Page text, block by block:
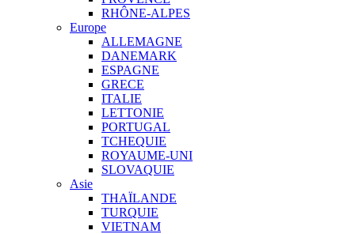
RHÔNE-ALPES
Europe
ALLEMAGNE
DANEMARK
ESPAGNE
GRECE
ITALIE
LETTONIE
PORTUGAL
TCHEQUIE
ROYAUME-UNI
SLOVAQUIE
Asie
THAÏLANDE
TURQUIE
VIETNAM